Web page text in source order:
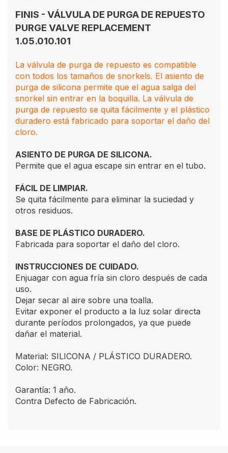
FINIS - VÁLVULA DE PURGA DE REPUESTO
PURGE VALVE REPLACEMENT
1.05.010.101
La válvula de purga de repuesto es compatible
con todos los tamaños de snorkels. El asiento de
purga de silicona permite que el agua salga del
snorkel sin entrar en la boquilla. La válvula de
purga de repuesto se quita fácilmente y el plástico
duradero está fabricado para soportar el daño del
cloro.
ASIENTO DE PURGA DE SILICONA.
Permite que el agua escape sin entrar en el tubo.
FÁCIL DE LIMPIAR.
Se quita fácilmente para eliminar la suciedad y
otros residuos.
BASE DE PLÁSTICO DURADERO.
Fabricada para soportar el daño del cloro.
INSTRUCCIONES DE CUIDADO.
Enjuagar con agua fría sin cloro después de cada
uso.
Dejar secar al aire sobre una toalla.
Evitar exponer el producto a la luz solar directa
durante períodos prolongados, ya que puede
dañar el material.
Material: SILICONA / PLÁSTICO DURADERO.
Color: NEGRO.
Garantía: 1 año.
Contra Defecto de Fabricación.